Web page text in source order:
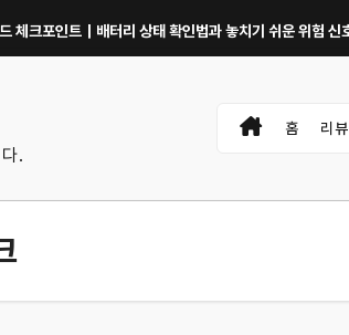
트｜배터리 상태 확인법과 놓치기 쉬운 위험 신호
.
홈 리뷰